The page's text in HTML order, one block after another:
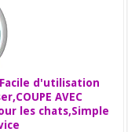
d'utilisation
AVEC
les chats,Simple